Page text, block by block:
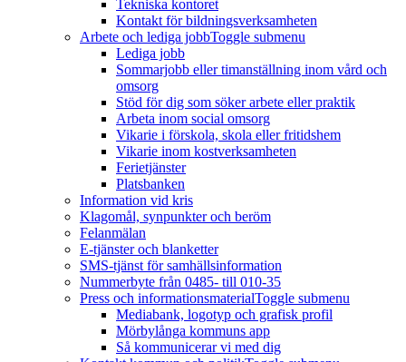
Tekniska kontoret
Kontakt för bildningsverksamheten
Arbete och lediga jobbToggle submenu
Lediga jobb
Sommarjobb eller timanställning inom vård och
omsorg
Stöd för dig som söker arbete eller praktik
Arbeta inom social omsorg
Vikarie i förskola, skola eller fritidshem
Vikarie inom kostverksamheten
Ferietjänster
Platsbanken
Information vid kris
Klagomål, synpunkter och beröm
Felanmälan
E-tjänster och blanketter
SMS-tjänst för samhällsinformation
Nummerbyte från 0485- till 010-35
Press och informationsmaterialToggle submenu
Mediabank, logotyp och grafisk profil
Mörbylånga kommuns app
Så kommunicerar vi med dig